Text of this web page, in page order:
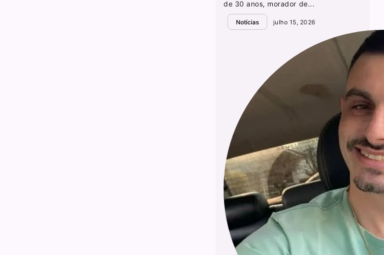
de 30 anos, morador de...
Notícias julho 15, 2026